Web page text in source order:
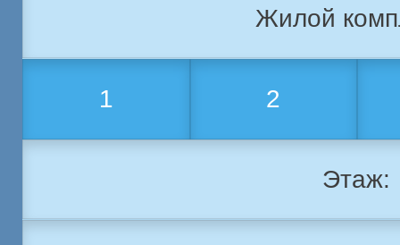
Жилой
1 2
Этаж: